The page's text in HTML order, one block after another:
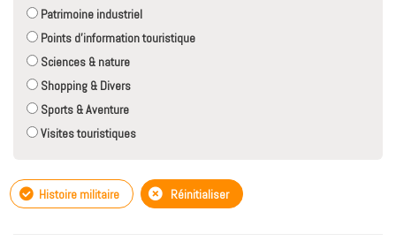
Patrimoine industriel
Points d'information touristique
Sciences & nature
Shopping & Divers
Sports & Aventure
Visites touristiques
Histoire militaire Réinitialiser